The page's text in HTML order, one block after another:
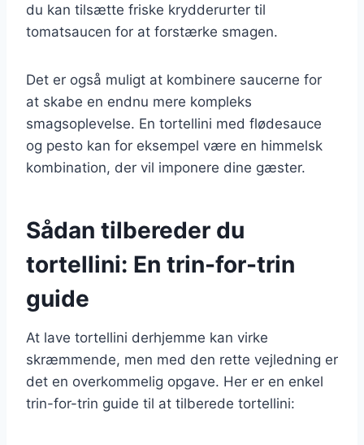
du kan tilsætte friske krydderurter til
tomatsaucen for at forstærke smagen.
Det er også muligt at kombinere saucerne for
at skabe en endnu mere kompleks
smagsoplevelse. En tortellini med flødesauce
og pesto kan for eksempel være en himmelsk
kombination, der vil imponere dine gæster.
Sådan tilbereder du
tortellini: En trin-for-trin
guide
At lave tortellini derhjemme kan virke
skræmmende, men med den rette vejledning er
det en overkommelig opgave. Her er en enkel
trin-for-trin guide til at tilberede tortellini: